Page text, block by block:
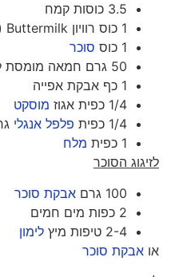
3.5 כוסות קמח
1 כוס רוויון Buttermilk (לא להחליף בשמנת או בחלב)
1 כוס
סוכר
50 גרם חמאה מומסת ללא מלח
1 כף אבקת אפייה
1/4 כפית אגוז
מוסקט
1/4 כפית
פלפל אנגליגרוס
1 כפית
מלח
לזיגוג הסוכר
100 גרם
אבקת סוכר
2 כפות מים חמים
2-4 טיפות מיץ
לימון
אבקת סוכר